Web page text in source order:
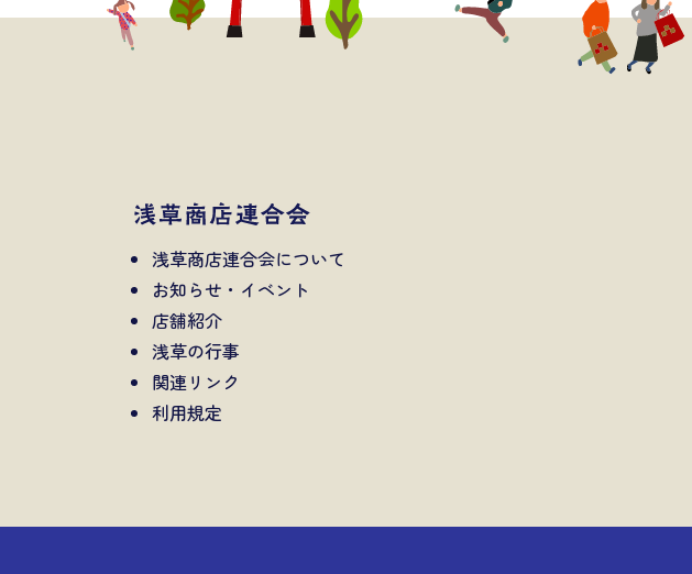
浅草商店連合会について
お知らせ・イベント
店舗紹介
浅草の行事
関連リンク
利用規定